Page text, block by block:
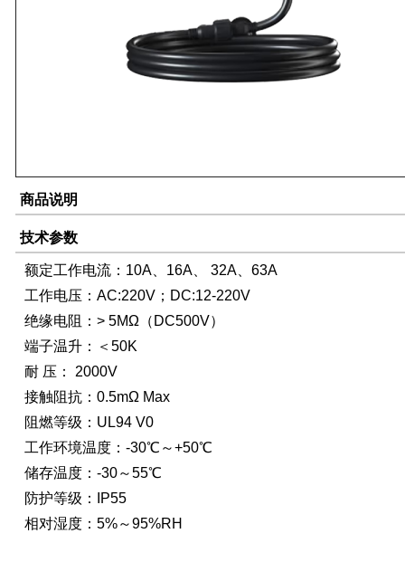
商品说明
技术参数
额定工作电流：10A、16A、 32A、63A
工作电压：AC:220V；DC:12-220V
绝缘电阻：> 5MΩ（DC500V）
端子温升：＜50K
耐 压： 2000V
接触阻抗：0.5mΩ Max
阻燃等级：UL94 V0
工作环境温度：-30℃～+50℃
储存温度：-30～55℃
防护等级：IP55
相对湿度：5%～95%RH